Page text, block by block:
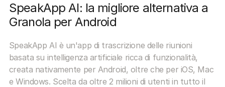
SpeakApp AI: la migliore alternativa a
Granola per Android
SpeakApp AI è un'app di trascrizione delle riunioni
basata su intelligenza artificiale ricca di funzionalità,
creata nativamente per Android, oltre che per iOS, Mac
e Windows. Scelta da oltre 2 milioni di utenti in tutto il